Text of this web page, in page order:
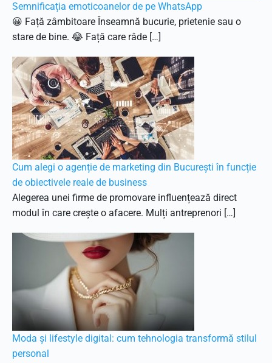
Semnificația emoticoanelor de pe WhatsApp
😀 Față zâmbitoare Înseamnă bucurie, prietenie sau o
stare de bine. 😂 Față care râde […]
Cum alegi o agenție de marketing din București în funcție
de obiectivele reale de business
Alegerea unei firme de promovare influențează direct
modul în care crește o afacere. Mulți antreprenori […]
Moda și lifestyle digital: cum tehnologia transformă stilul
personal